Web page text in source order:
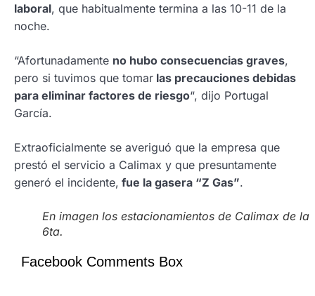
laboral, que habitualmente termina a las 10-11 de la
noche.
“Afortunadamente no hubo consecuencias graves,
pero si tuvimos que tomar las precauciones debidas
para eliminar factores de riesgo“, dijo Portugal
García.
Extraoficialmente se averiguó que la empresa que
prestó el servicio a Calimax y que presuntamente
generó el incidente, fue la gasera “Z Gas”.
En imagen los estacionamientos de Calimax de la
6ta.
Facebook Comments Box